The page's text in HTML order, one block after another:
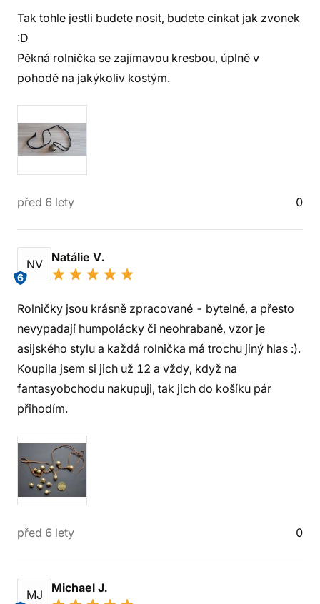
Tak tohle jestli budete nosit, budete cinkat jak zvonek
:D
Pěkná rolnička se zajímavou kresbou, úplně v
pohodě na jakýkoliv kostým.
před 6 lety 0
NV
6
Natálie V.
Rolničky jsou krásně zpracované - bytelné, a přesto
nevypadají humpolácky či neohrabaně, vzor je
asijského stylu a každá rolnička má trochu jiný hlas :).
Koupila jsem si jich už 12 a vždy, když na
fantasyobchodu nakupuji, tak jich do košíku pár
přihodím.
před 6 lety 0
MJ Michael J.